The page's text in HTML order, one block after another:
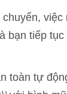
chuyển,
bạn tiếp
toàn tự